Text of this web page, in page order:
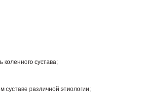
коленного сустава;
суставе различной этиологии;